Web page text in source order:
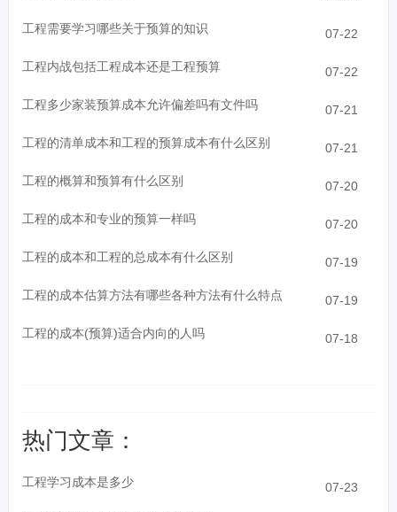
工程需要学习哪些关于预算的知识 07-22
工程内战包括工程成本还是工程预算 07-22
工程多少家装预算成本允许偏差吗有文件吗 07-21
工程的清单成本和工程的预算成本有什么区别 07-21
工程的概算和预算有什么区别 07-20
工程的成本和专业的预算一样吗 07-20
工程的成本和工程的总成本有什么区别 07-19
工程的成本估算方法有哪些各种方法有什么特点 07-19
工程的成本(预算)适合内向的人吗 07-18
热门文章：
工程学习成本是多少 07-23